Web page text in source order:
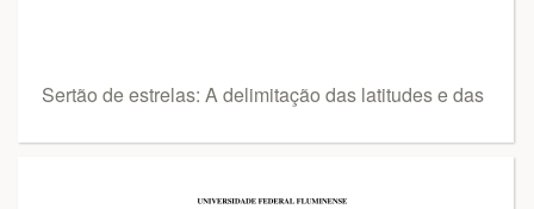
Sertão de estrelas: A delimitação das latitudes e das